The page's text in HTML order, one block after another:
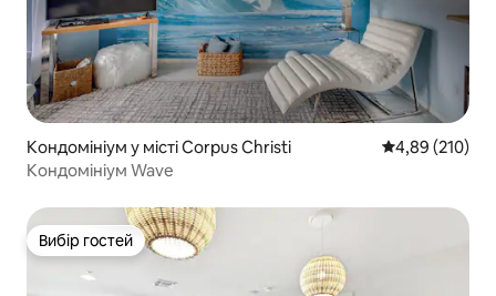
Кондомініум у місті Corpus Christi Середня
4,89 (210)
Кондомініум Wave
Вибір гостей
Вибір гостей